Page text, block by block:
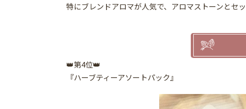
特にブレンドアロマが人気で、アロマストーンとセ
👑第4位👑
『ハーブティーアソートパック』